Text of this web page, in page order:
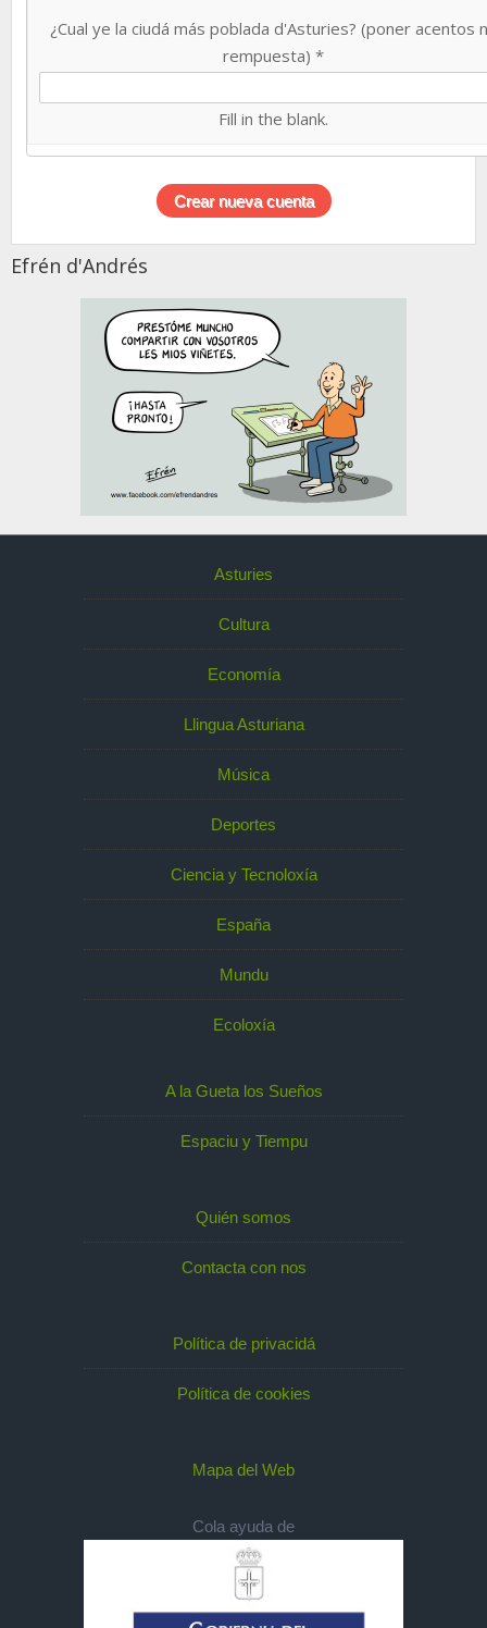
¿Cual ye la ciudá más poblada d'Asturies? (poner acentos
rempuesta) *
Fill in the blank.
Efrén d'Andrés
Asturies
Cultura
Economía
Llingua Asturiana
Música
Deportes
Ciencia y Tecnoloxía
España
Mundu
Ecoloxía
A la Gueta los Sueños
Espaciu y Tiempu
Quién somos
Contacta con nos
Política de privacidá
Política de cookies
Mapa del Web
Cola ayuda de